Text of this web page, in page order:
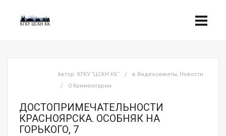
Автор: КГКУ "ЦСКН КК" в Видеосюжеты, Новости
0 Комментарии
ДОСТОПРИМЕЧАТЕЛЬНОСТИ
КРАСНОЯРСКА. ОСОБНЯК НА
ГОРЬКОГО, 7